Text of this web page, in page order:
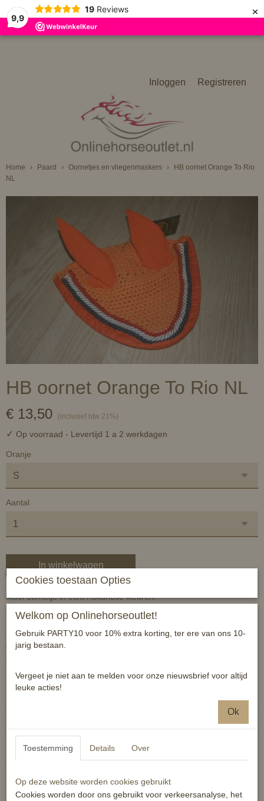
9,9
19 Reviews ×
Inloggen Registreren
Home › Paard › Oornetjes en vliegenmaskers ›
HB oornet Orange To Rio
NL
HB oornet Orange To Rio NL
€ 13,50 (inclusief btw 21%)
✓ Op voorraad - Levertijd 1 a 2 werkdagen
Oranje
Aantal
In winkelwagen
Mooi oornetje in echt Hollandse kleuren.
Verkrijgbaar vanaf maat 4xs tm L*
*Twijfel over de juiste maat? Geef bij de bestelling in de opmerking
gerust door welke maat pony je hebt, dan sturen wij de juiste maat
toe
Reacties
Cookies toestaan Opties
Welkom op Onlinehorseoutlet!
Gebruik PARTY10 voor 10% extra korting, ter ere van ons 10-
jarig bestaan.
Vergeet je niet aan te melden voor onze nieuwsbrief voor altijd
leuke acties!
Ok
Toestemming Details Over
Op deze website worden cookies gebruikt
Cookies worden door ons gebruikt voor verkeersanalyse, het